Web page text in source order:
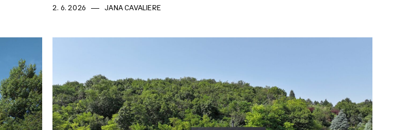
2. 6. 2026 JANA CAVALIERE